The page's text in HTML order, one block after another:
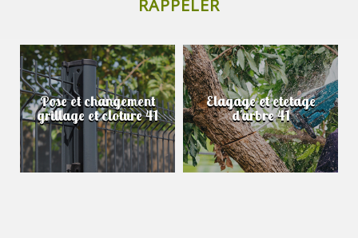
Pose et changement
grillage et cloture 41
Elagage et etetage
d'arbre 41